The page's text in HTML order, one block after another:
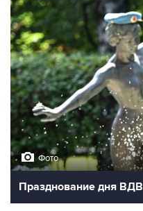
Фото
Празднование дня ВДВ